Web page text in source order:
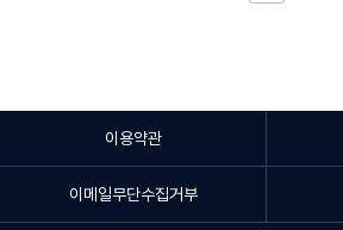
이용약관
이메일무단수집거부